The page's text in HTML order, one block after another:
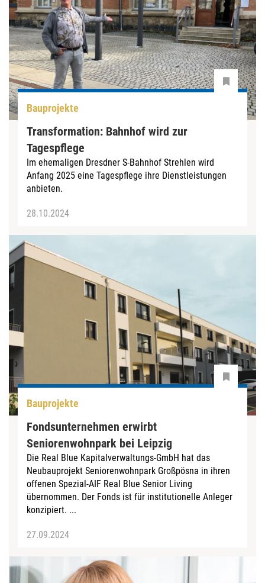
Bauprojekte
Transformation: Bahnhof wird zur
Tagespflege
Im ehemaligen Dresdner S-Bahnhof Strehlen wird
Anfang 2025 eine Tagespflege ihre Dienstleistungen
anbieten.
28.10.2024
Bauprojekte
Fondsunternehmen erwirbt
Seniorenwohnpark bei Leipzig
Die Real Blue Kapitalverwaltungs-GmbH hat das
Neubauprojekt Seniorenwohnpark Großpösna in ihren
offenen Spezial-AIF Real Blue Senior Living
übernommen. Der Fonds ist für institutionelle Anleger
konzipiert. ...
27.09.2024